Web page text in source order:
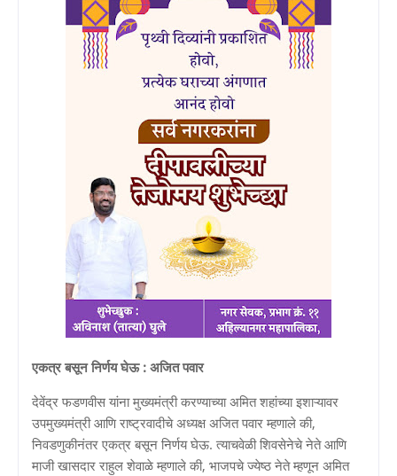
एकत्र बसून निर्णय घेऊ : अजित पवार
देवेंद्र फडणवीस यांना मुख्यमंत्री करण्याच्या अमित शहांच्या इशाऱ्यावर
उपमुख्यमंत्री आणि राष्ट्रवादीचे अध्यक्ष अजित पवार म्हणाले की,
निवडणुकीनंतर एकत्र बसून निर्णय घेऊ. त्याचवेळी शिवसेनेचे नेते आणि
माजी खासदार राहुल शेवाळे म्हणाले की, भाजपचे ज्येष्ठ नेते म्हणून अमित